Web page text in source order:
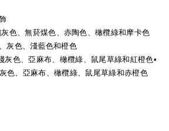
色、無菸煤色、赤陶色、橄欖綠和摩卡色
灰色、淺藍色和橙色
灰色、亞麻布、橄欖綠、鼠尾草綠和紅橙色•
色、亞麻布、橄欖綠、鼠尾草綠和赤橙色